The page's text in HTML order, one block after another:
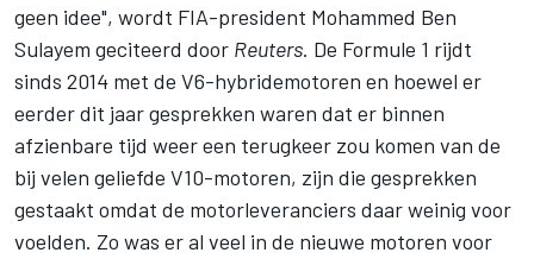
geen idee", wordt FIA-president Mohammed Ben
Sulayem geciteerd door Reuters. De Formule 1 rijdt
sinds 2014 met de V6-hybridemotoren en hoewel er
eerder dit jaar gesprekken waren dat er binnen
afzienbare tijd weer een terugkeer zou komen van de
bij velen geliefde V10-motoren, zijn die gesprekken
gestaakt omdat de motorleveranciers daar weinig voor
voelden. Zo was er al veel in de nieuwe motoren voor